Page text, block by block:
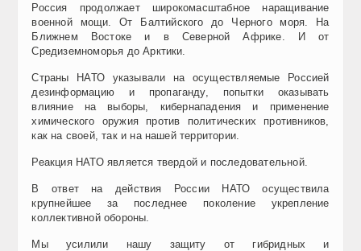
Россия продолжает широкомасштабное наращивание
военной мощи. От Балтийского до Черного моря. На
Ближнем Востоке и в Северной Африке. И от
Средиземноморья до Арктики.
Страны НАТО указывали на осуществляемые Россией
дезинформацию и пропаганду, попытки оказывать
влияние на выборы, кибернападения и применение
химического оружия против политических противников,
как на своей, так и на нашей территории.
Реакция НАТО является твердой и последовательной.
В ответ на действия России НАТО осуществила
крупнейшее за последнее поколение укрепление
коллективной обороны.
Мы усилили нашу защиту от гибридных и